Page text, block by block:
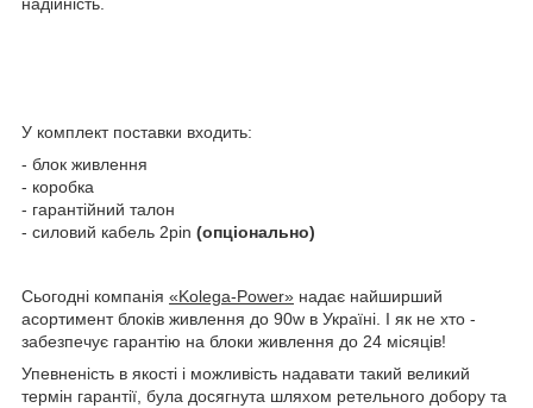
У комплект поставки входить:
- блок живлення
- коробка
- гарантійний талон
- силовий кабель 2pin (опціонально)
Сьогодні компанія «Kolega-Power» надає найширший
асортимент блоків живлення до 90w в Україні. І як не хто -
забезпечує гарантію на блоки живлення до 24 місяців!
Упевненість в якості і можливість надавати такий великий
термін гарантії, була досягнута шляхом ретельного добору та